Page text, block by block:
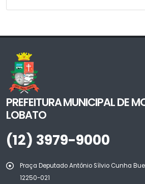
PREFEITURA MUNICIPAL DE
LOBATO
(12) 3979-9000
Praça Deputado Antônio Sílvio Cunha
12250-021